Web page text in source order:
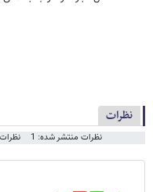
نظرات
نظرات منتشر شده: 1